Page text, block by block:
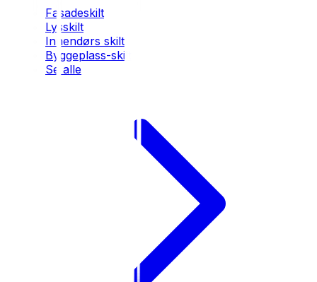
Fasadeskilt
Lysskilt
Innendørs skilt
Byggeplass-skilt
Se alle